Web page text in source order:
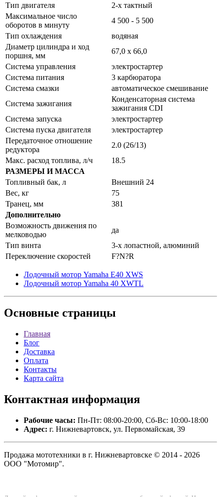
Тип двигателя
2-х тактный
Максимальное число
оборотов в минуту
4 500 - 5 500
Тип охлаждения
водяная
Диаметр цилиндра и ход
поршня, мм
67,0 x 66,0
Система управления
электростартер
Система питания
3 карбюратора
Система смазки
автоматическое смешивание
Система зажигания
Конденсаторная система
зажигания CDI
Система запуска
электростартер
Система пуска двигателя
электростартер
Передаточное отношение
редуктора
2.0 (26/13)
Макс. расход топлива, л/ч
18.5
РАЗМЕРЫ И МАССА
Топливный бак, л
Внешний 24
Вес, кг
75
Транец, мм
381
Дополнительно
Возможность движения по
мелководью
да
Тип винта
3-х лопастной, алюминий
Переключение скоростей
F?N?R
Лодочный мотор Yamaha E40 XWS
Лодочный мотор Yamaha 40 XWTL
Основные страницы
Главная
Блог
Доставка
Оплата
Контакты
Карта сайта
Контактная информация
Рабочие часы: Пн-Пт: 08:00-20:00, Сб-Вс: 10:00-18:00
Адрес: г. Нижневартовск, ул. Первомайская, 39
Продажа мототехники в г. Нижневартовске © 2014 - 2026
ООО "Мотомир".